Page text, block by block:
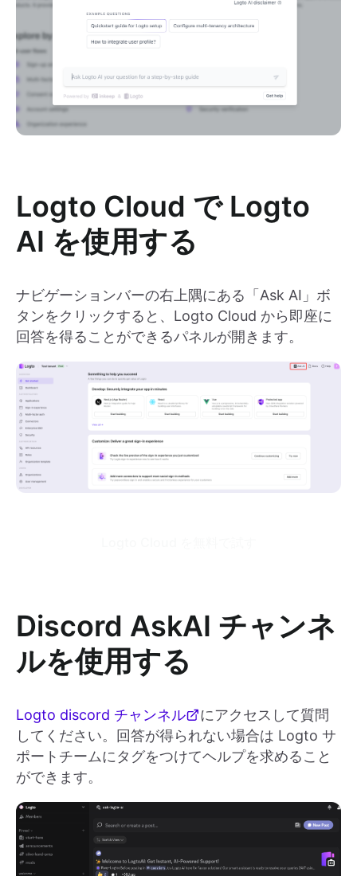
Logto Cloud で Logto
AI を使用する
ナビゲーションバーの右上隅にある「Ask AI」ボ
タンをクリックすると、Logto Cloud から即座に
回答を得ることができるパネルが開きます。
Discord AskAI チャンネ
ルを使用する
Logto discord チャンネル
にアクセスして質問
してください。回答が得られない場合は Logto サ
ポートチームにタグをつけてヘルプを求めること
ができます。